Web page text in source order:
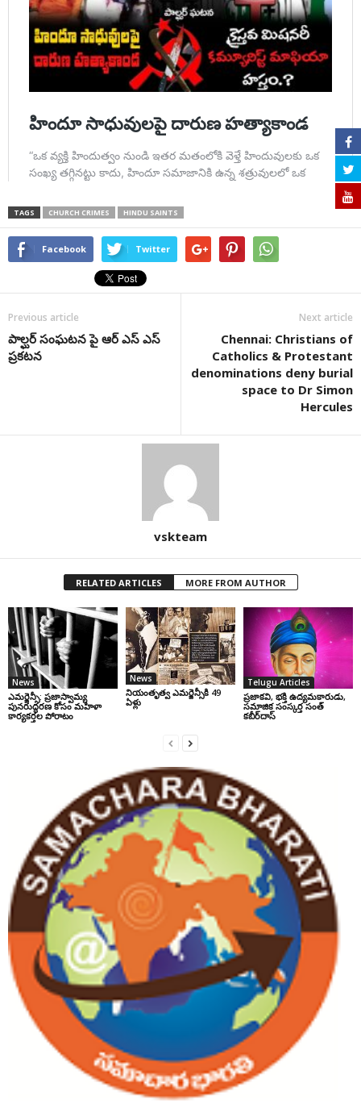
TAGS CHURCH CRIMES HINDU SAINTS
Facebook Twitter
Previous article
పాల్ఘర్ సంఘటన పై ఆర్ ఎస్ ఎస్
ప్రకటన
Next article
Chennai: Christians of
Catholics & Protestant
denominations deny burial
space to Dr Simon
Hercules
vskteam
RELATED ARTICLES MORE FROM AUTHOR
News
ఎమర్జెన్సీ: ప్రజాస్వామ్య
పునరుద్ధరణ కోసం మహిళా
కార్యకర్తల పోరాటం
News
నియంతృత్వ ఎమర్జెన్సీకి 49
ఏళ్లు
Telugu Articles
ప్రజాకవి, భక్తి ఉద్యమకారుడు,
సమాజిక సంస్కర్త సంత్‌
కబీర్‌దాస్‌